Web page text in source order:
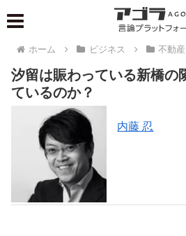
ホーム ビジネス 不動
汐留は賑わっている新橋の
ているのか？
内藤 忍